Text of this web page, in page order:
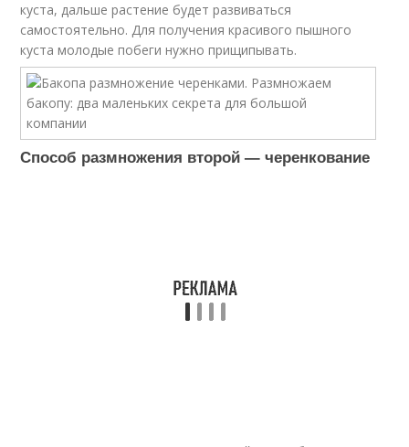
куста, дальше растение будет развиваться
самостоятельно. Для получения красивого пышного
куста молодые побеги нужно прищипывать.
Способ размножения второй — черенкование